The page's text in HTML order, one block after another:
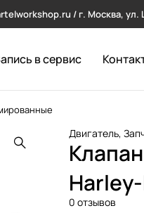
/ г. Москва,
в сервис
Двигатель,
0 отзывов